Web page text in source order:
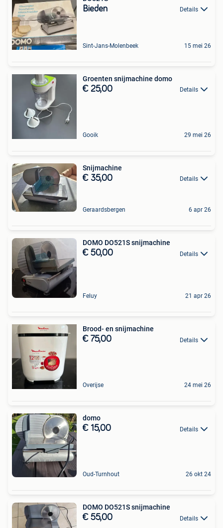
Bieden Details
Sint-Jans-Molenbeek 15 mei 26
Groenten snijmachine domo
€ 25,00 Details
Gooik 29 mei 26
Snijmachine
€ 35,00 Details
Geraardsbergen 6 apr 26
DOMO DO521S snijmachine
€ 50,00 Details
Feluy 21 apr 26
Brood- en snijmachine
€ 75,00 Details
Overijse 24 mei 26
domo
€ 15,00 Details
Oud-Turnhout 26 okt 24
DOMO DO521S snijmachine
€ 55,00 Details